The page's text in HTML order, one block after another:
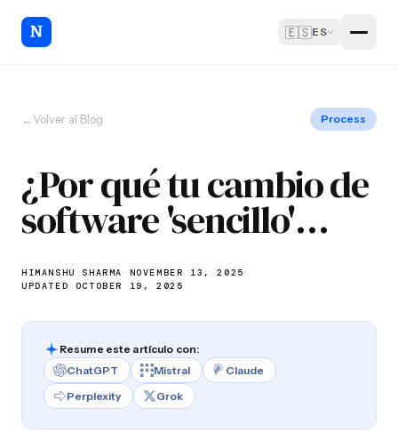
🇪🇸ES
←Volver al Blog Process
¿Por qué tu cambio de
software 'sencillo'
tarda 8 horas en lugar
de 30 minutos?
HIMANSHU SHARMA—NOVEMBER 13, 2025—
UPDATED OCTOBER 19, 2025
Resume este artículo con:
ChatGPT
Mistral
Claude
Perplexity
Grok